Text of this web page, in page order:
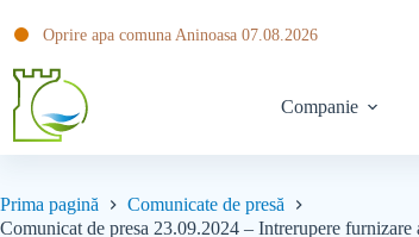
Oprire apa comuna Aninoasa 07.08.2026
Companie
Prima pagină
Comunicate de presă
Comunicat de presa 23.09.2024 – Intrerupere